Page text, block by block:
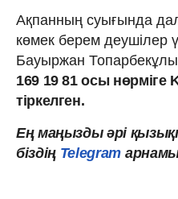
Ақпанның суығында
көмек берем деушілер
Бауыржан
169 19 81 осы нөрміге
тіркелген.
Ең маңызды әрі
біздің Telegram